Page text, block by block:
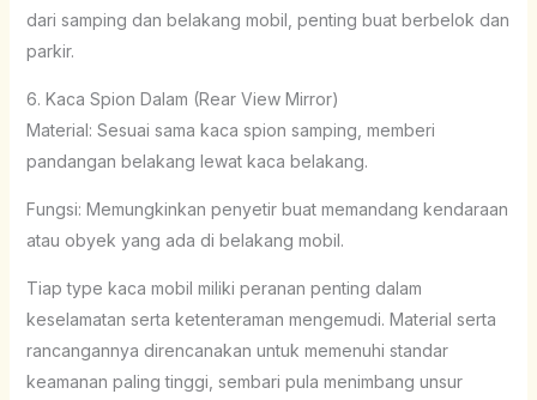
dari samping dan belakang mobil, penting buat berbelok dan
parkir.
6. Kaca Spion Dalam (Rear View Mirror)
Material: Sesuai sama kaca spion samping, memberi
pandangan belakang lewat kaca belakang.
Fungsi: Memungkinkan penyetir buat memandang kendaraan
atau obyek yang ada di belakang mobil.
Tiap type kaca mobil miliki peranan penting dalam
keselamatan serta ketenteraman mengemudi. Material serta
rancangannya direncanakan untuk memenuhi standar
keamanan paling tinggi, sembari pula menimbang unsur